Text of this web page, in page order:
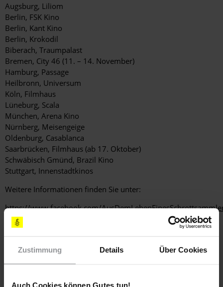
Zustimmung Details Über Cookies
Auch Cookies können Gutes tun!
Augsburg, Liliom
Berlin, FSK Kino
Berlin, Kant Kino
Berlin, Krokodil
Biberach, Traumpalast
Bremen, City 46 (11. – 14. November)
Hamburg, Passage
Heilbronn, Universum
Köln, Filmhaus
Lüneburg, Scala
München, Arena Kino
Nürnberg, Meisengeige
Oldenburg, Casablanca
Saarbrücken, Filmhaus (ab 17. Oktober)
Schwäbisch Gmünd, Brazil Kino
Stuttgart, Innenstadtkinos
Weitere Informationen finden Sie unter:
https://www.facebook.com/